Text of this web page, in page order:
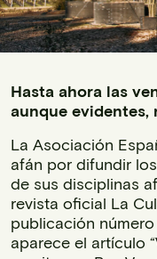
Hasta ahora las
aunque evidentes,
La Asociación
afán por difundir
de sus disciplinas
revista oficial La
publicación
aparece el artículo